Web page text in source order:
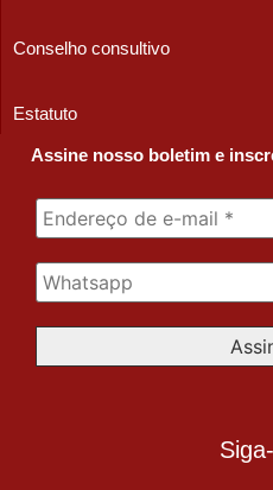
Conselho consultivo
Estatuto
Assine nosso boletim e